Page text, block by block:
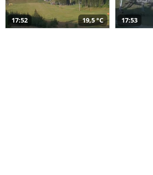
17:52 19,5 °C 17:53